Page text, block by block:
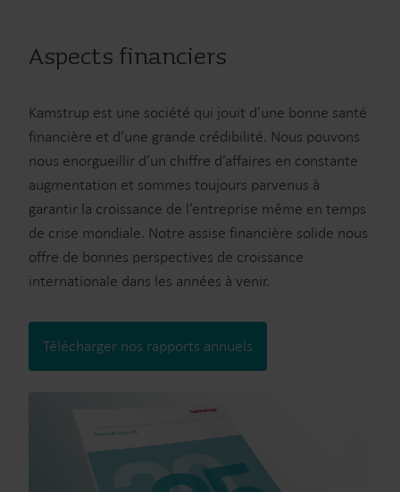
Aspects financiers
Kamstrup est une société qui jouit d’une bonne santé
financière et d’une grande crédibilité. Nous pouvons
nous enorgueillir d’un chiffre d’affaires en constante
augmentation et sommes toujours parvenus à
garantir la croissance de l’entreprise même en temps
de crise mondiale. Notre assise financière solide nous
offre de bonnes perspectives de croissance
internationale dans les années à venir.
Télécharger nos rapports annuels